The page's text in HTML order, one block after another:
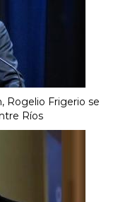
Rogelio Frigerio se
Ríos